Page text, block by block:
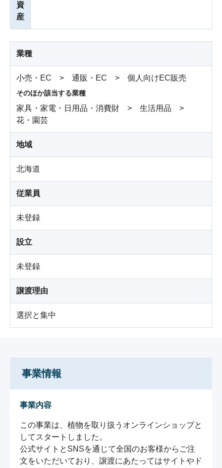
資
産
業種
小売・EC > 通販・EC > 個人向けEC販売
そのほか該当する業種
家具・家電・日用品・消費財 > 生活用品 >
花・園芸
地域
北海道
従業員
未登録
設立
未登録
譲渡理由
選択と集中
事業情報
事業内容
この事業は、植物を取り扱うオンラインショップと
してスタートしました。
公式サイトとSNSを通じて全国のお客様からご注
文をいただいており、譲渡にあたってはサイトやド